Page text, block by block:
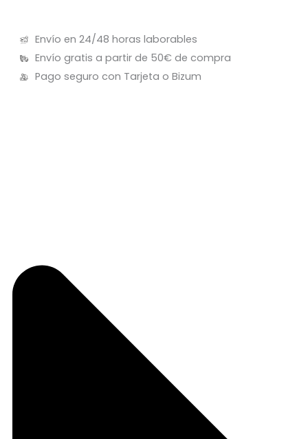
Envío en 24/48 horas laborables
Envío gratis a partir de 50€ de compra
Pago seguro con Tarjeta o Bizum